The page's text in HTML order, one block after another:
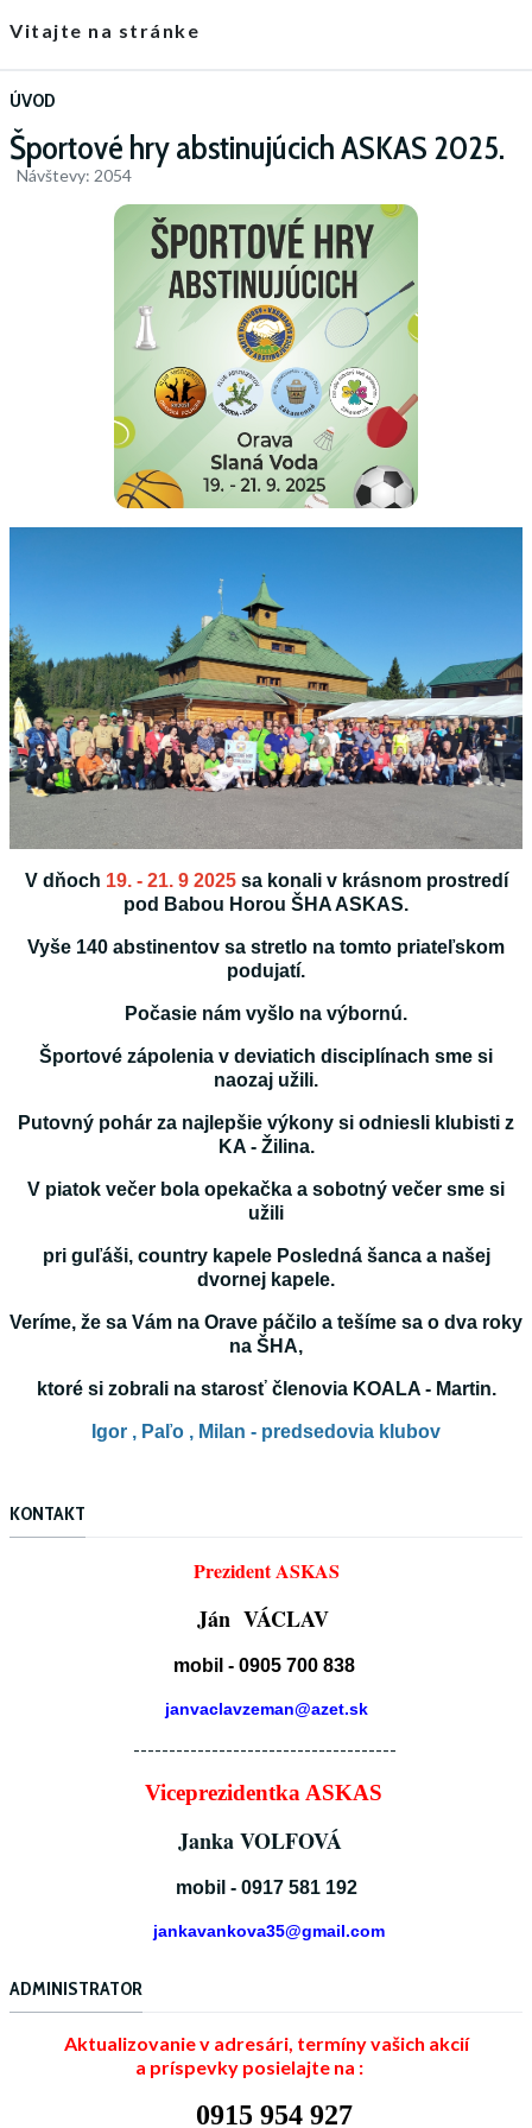
Vitajte na stránke
ÚVOD
Športové hry abstinujúcich ASKAS 2025.
Návštevy: 2054
V dňoch 19. - 21. 9 2025sa konali v krásnom prostredí
pod Babou Horou ŠHA ASKAS.
Vyše 140 abstinentov sa stretlo na tomto priateľskom
podujatí.
Počasie nám vyšlo na výbornú.
Športové zápolenia v deviatich disciplínach sme si
naozaj užili.
Putovný pohár za najlepšie výkony si odniesli klubisti z
KA - Žilina.
V piatok večer bola opekačka a sobotný večer sme si
užili
pri guľáši, country kapele Posledná šanca a našej
dvornej kapele.
Veríme, že sa Vám na Orave páčilo a tešíme sa o dva roky
na ŠHA,
ktoré si zobrali na starosť členovia KOALA - Martin.
Igor , Paľo , Milan - predsedovia klubov
KONTAKT
Prezident ASKAS
Ján VÁCLAV
mobil - 0905 700 838
janvaclavzeman@azet.sk
-------------------------------------
Viceprezidentka ASKAS
Janka VOLFOVÁ
mobil - 0917 581 192
jankavankova35@gmail.com
ADMINISTRATOR
Aktualizovanie v adresári, termíny vašich akcií
a príspevky posielajte na :
0915 954 927